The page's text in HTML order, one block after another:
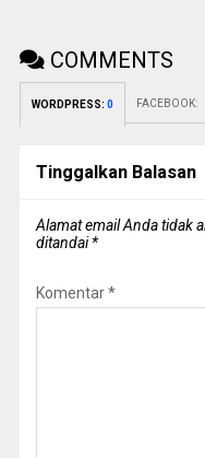
COMMENTS
WORDPRESS: 0 FACEBOOK:
Tinggalkan Balasan
Alamat email Anda tidak
ditandai*
Komentar*